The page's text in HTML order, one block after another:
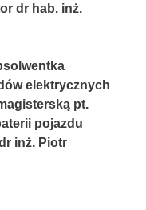
dr hab. inż.
elektrycznych
pt.
pojazdu
inż. Piotr